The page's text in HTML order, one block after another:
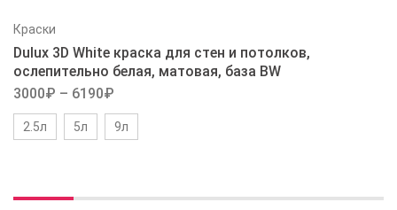
Краски
Dulux 3D White краска для стен и потолков,
ослепительно белая, матовая, база BW
3000₽ – 6190₽
2.5л 5л 9л